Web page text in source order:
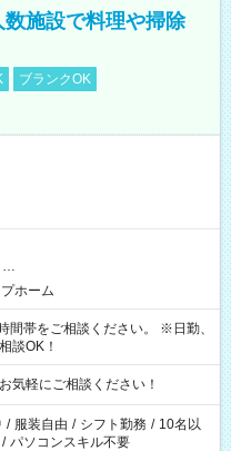
施設で料理や掃除
ブランクOK
…
ホーム
談OK！
軽にご相談ください！
/ 服装自由 / シフト勤務 / 10名以
/ パソコンスキル不要